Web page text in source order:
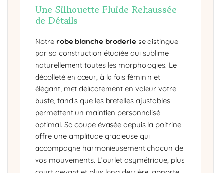
Une Silhouette Fluide Rehaussée
de Détails
Notre robe blanche broderie se distingue
par sa construction étudiée qui sublime
naturellement toutes les morphologies. Le
décolleté en cœur, à la fois féminin et
élégant, met délicatement en valeur votre
buste, tandis que les bretelles ajustables
permettent un maintien personnalisé
optimal. Sa coupe évasée depuis la poitrine
offre une amplitude gracieuse qui
accompagne harmonieusement chacun de
vos mouvements. L’ourlet asymétrique, plus